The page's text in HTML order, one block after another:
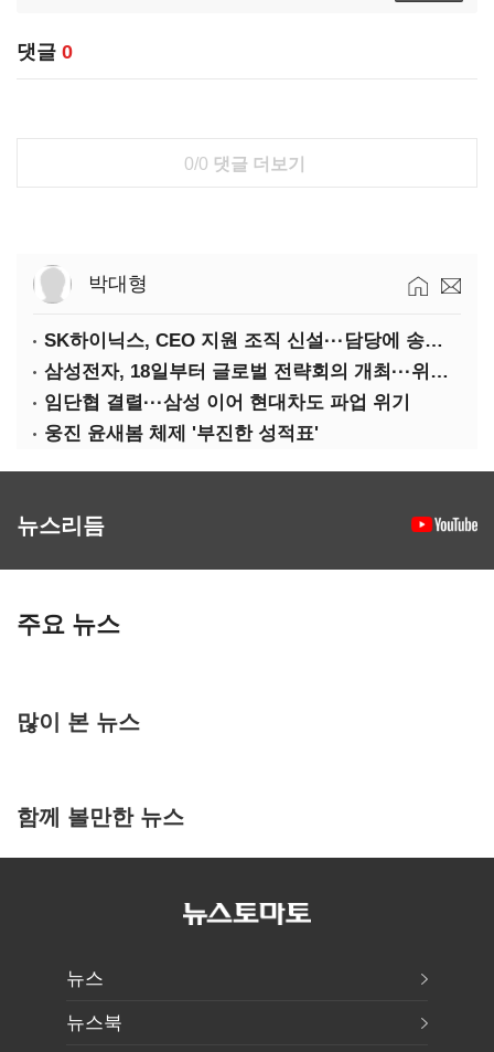
댓글 0
0/0 댓글 더보기
박대형
SK하이닉스, CEO 지원 조직 신설···담당에 송현종 사장 선임
삼성전자, 18일부터 글로벌 전략회의 개최···위기 돌파구 모색
임단협 결렬···삼성 이어 현대차도 파업 위기
웅진 윤새봄 체제 '부진한 성적표'
뉴스리듬
주요 뉴스
많이 본 뉴스
함께 볼만한 뉴스
뉴스
뉴스북